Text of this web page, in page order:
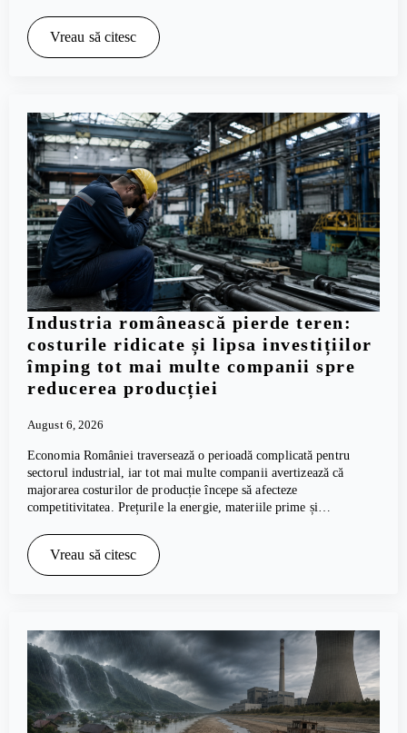
Vreau să citesc
Industria românească pierde teren:
costurile ridicate și lipsa investițiilor
împing tot mai multe companii spre
reducerea producției
August 6, 2026
Economia României traversează o perioadă complicată pentru
sectorul industrial, iar tot mai multe companii avertizează că
majorarea costurilor de producție începe să afecteze
competitivitatea. Prețurile la energie, materiile prime și…
Vreau să citesc